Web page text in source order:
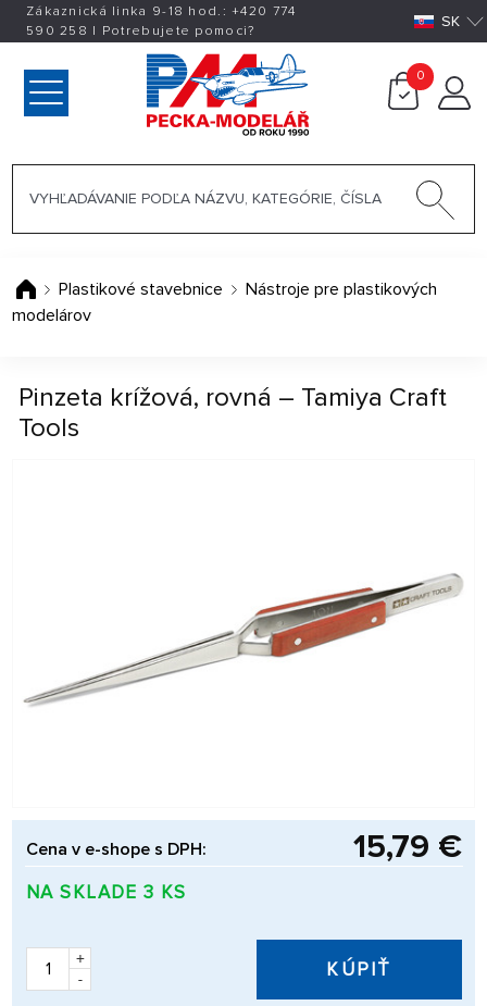
Zákaznická linka 9-18 hod.:+420 774
590 258 | Potrebujete pomoci? SK
0
Plastikové stavebnice
Nástroje pre plastikových
modelárov
Pinzeta krížová, rovná – Tamiya Craft
Tools
Cena v e-shope s DPH: 15,79 €
NA SKLADE 3 KS
+
-
KÚPIŤ